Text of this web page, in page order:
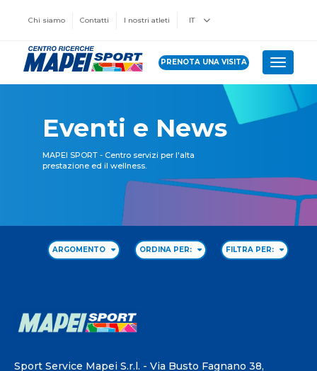
Chi siamo Contatti I nostri atleti IT
PRENOTA UNA VISITA Toggle
Eventi e News
MAPEI SPORT - Centro servizi per l'alta
prestazione ed il wellness.
ARGOMENTO ORDINA PER: FILTRA PER:
Sport Service Mapei S.r.l. - Via Busto Fagnano 38,